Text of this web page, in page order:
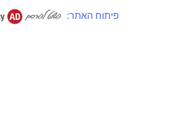
פיתוח האתר: